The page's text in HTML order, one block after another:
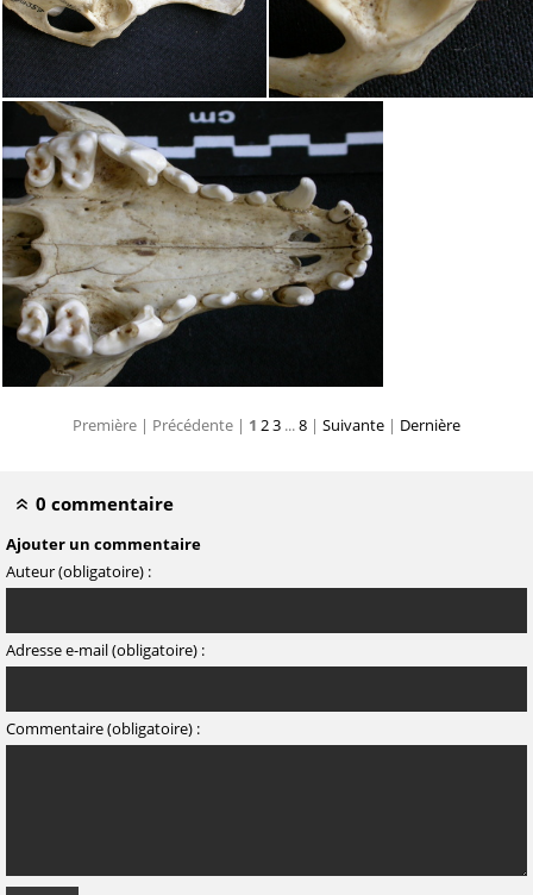
Première | Précédente | 1 23 ...8 | Suivante | Dernière
0 commentaire
Ajouter un commentaire
Auteur (obligatoire) :
Adresse e-mail (obligatoire) :
Commentaire (obligatoire) :